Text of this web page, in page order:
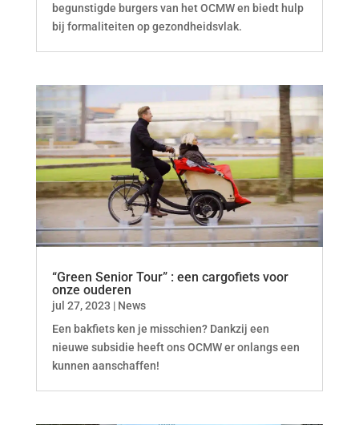
begunstigde burgers van het OCMW en biedt hulp
bij formaliteiten op gezondheidsvlak.
“Green Senior Tour” : een cargofiets voor
onze ouderen
jul 27, 2023 | News
Een bakfiets ken je misschien? Dankzij een
nieuwe subsidie heeft ons OCMW er onlangs een
kunnen aanschaffen!